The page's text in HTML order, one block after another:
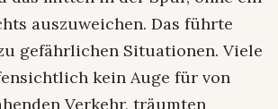
auszuweichen. Das führte
gefährlichen Situationen. Viele
kein Auge für von
Verkehr, träumten